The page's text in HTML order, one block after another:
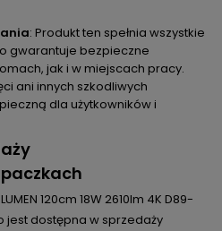
: Produkt ten spełnia wszystkie
gwarantuje bezpieczne
jak i w miejscach pracy.
ani innych szkodliwych
dla użytkowników i
paczkach
120cm 18W 2610lm 4K D89-
jest dostępna w sprzedaży